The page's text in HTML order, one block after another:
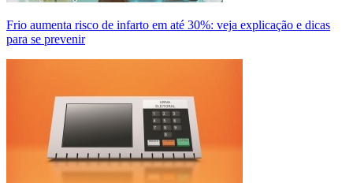
Frio aumenta risco de infarto em até 30%: veja explicação e dicas
para se prevenir